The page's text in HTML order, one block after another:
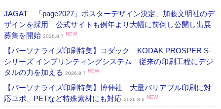
JAGAT 「page2027」ポスターデザイン決定、加藤文明社のデ
ザインを採用 公式サイトも例年より大幅に前倒し公開し出展
募集を開始 2026.8.7 NEW
【パーソナライズ印刷特集】コダック KODAK PROSPER S-
シリーズ インプリンティングシステム 従来の印刷工程にデジ
タルの力を加える 2026.8.7 NEW
【パーソナライズ印刷特集】博伸社 大量バリアブル印刷に対
応ユポ、PETなど特殊素材にも対応 2026.8.6 NEW